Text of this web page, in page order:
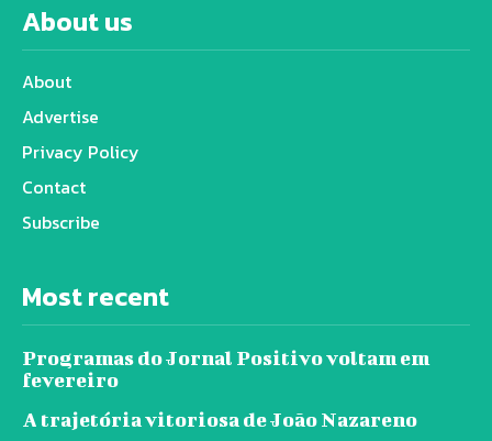
About us
About
Advertise
Privacy Policy
Contact
Subscribe
Most recent
Programas do Jornal Positivo voltam em
fevereiro
A trajetória vitoriosa de João Nazareno